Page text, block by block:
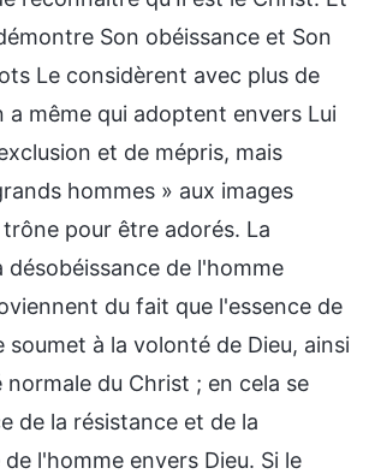
Son obéissance et Son
Le considèrent avec plus de
a même qui adoptent envers Lui
et de mépris, mais
hommes » aux images
trône pour être adorés. La
désobéissance de l'homme
du fait que l'essence de
soumet à la volonté de Dieu, ainsi
normale du Christ ; en cela se
de la résistance et de la
l'homme envers Dieu. Si le